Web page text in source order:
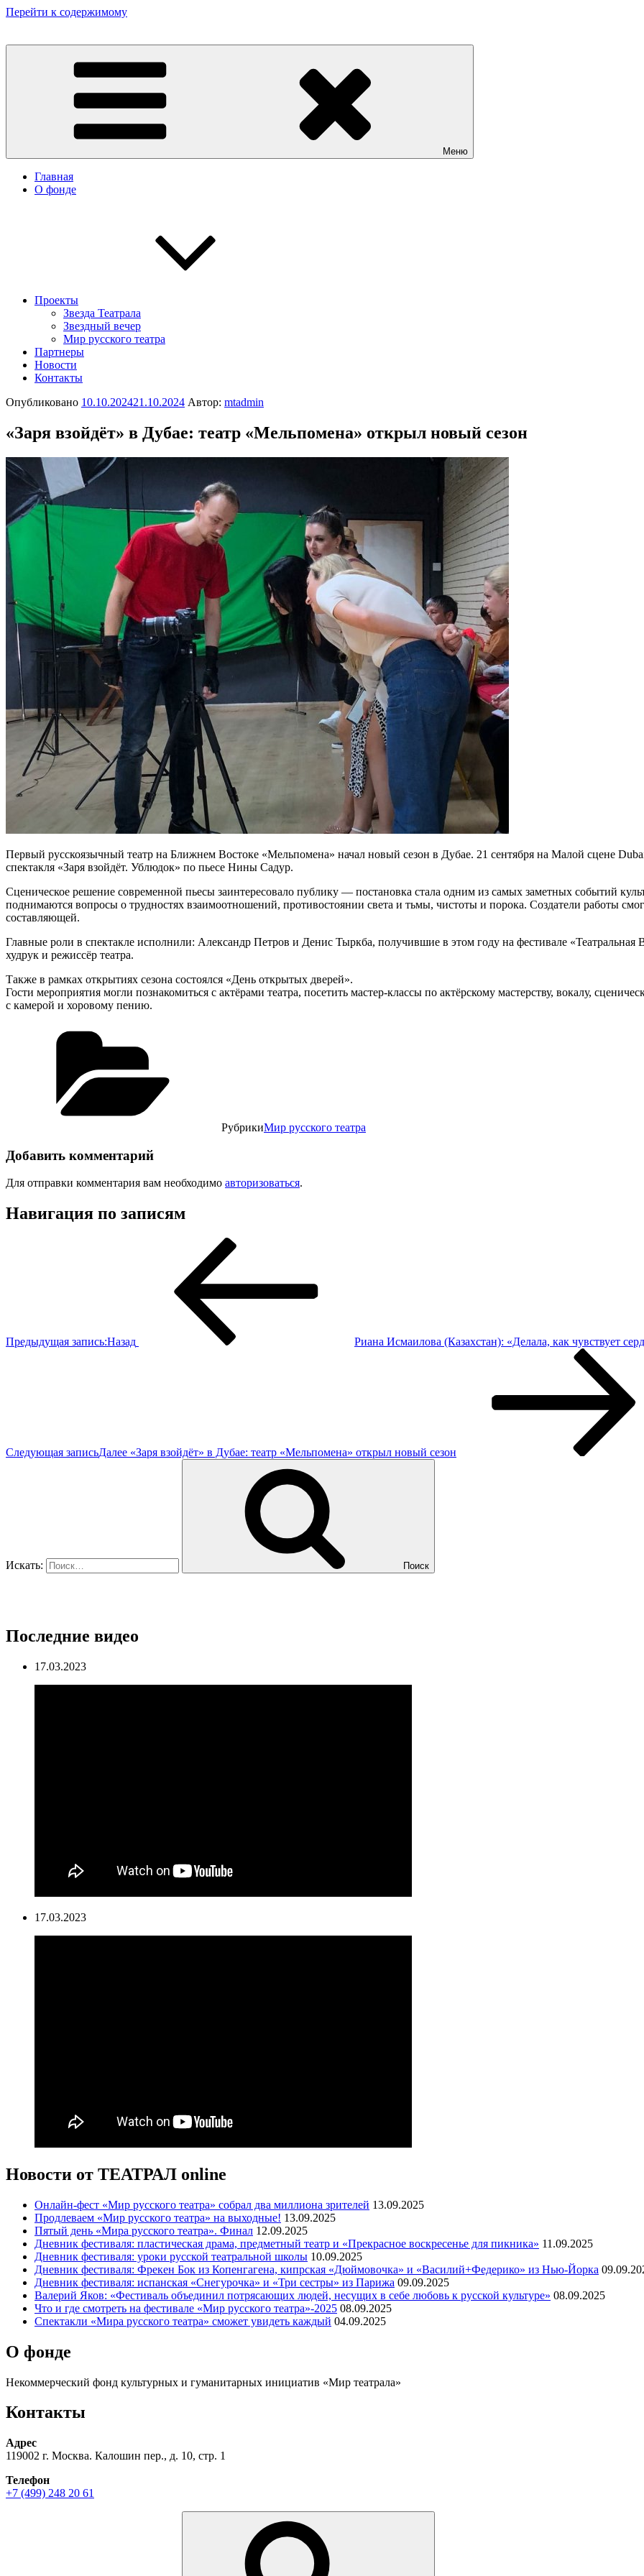
Перейти к содержимому
Некоммерческий фонд культурных и гуманитарных инициатив «Мир театрала»
Меню
Главная
О фонде
Проекты
Звезда Театрала
Звездный вечер
Мир русского театра
Партнеры
Новости
Контакты
Опубликовано 10.10.202421.10.2024 Автор: mtadmin
«Заря взойдёт» в Дубае: театр «Мельпомена» открыл новый сезон
Первый русскоязычный театр на Ближнем Востоке «Мельпомена» начал новый сезон в Дубае. 21 сентября на Малой сцене
спектакля «Заря взойдёт. Ублюдок» по пьесе Нины Садур.
Сценическое решение современной пьесы заинтересовало публику — постановка стала одним из самых заметных событий
поднимаются вопросы о трудностях взаимоотношений, противостоянии света и тьмы, чистоты и порока. Создатели работы
составляющей.
Главные роли в спектакле исполнили: Александр Петров и Денис Тыркба, получившие в этом году на фестивале
худрук и режиссёр театра.
Также в рамках открытиях сезона состоялся «День открытых дверей».
Гости мероприятия могли познакомиться с актёрами театра, посетить мастер-классы по актёрскому мастерству, вокалу,
с камерой и хоровому пению.
РубрикиМир русского театра
Добавить комментарий
Для отправки комментария вам необходимо авторизоваться.
Навигация по записям
Предыдущая запись:Назад Риана Исмаилова (Казахстан): «Делала, как чувствует
Следующая записьДалее «Заря взойдёт» в Дубае: театр «Мельпомена» открыл новый сезон
Искать: Поиск
Последние видео
17.03.2023
17.03.2023
Новости от ТЕАТРАЛ online
Онлайн-фест «Мир русского театра» собрал два миллиона зрителей 13.09.2025
Продлеваем «Мир русского театра» на выходные! 13.09.2025
Пятый день «Мира русского театра». Финал 12.09.2025
Дневник фестиваля: пластическая драма, предметный театр и «Прекрасное воскресенье для пикника» 11.09.2025
Дневник фестиваля: уроки русской театральной школы 10.09.2025
Дневник фестиваля: Фрекен Бок из Копенгагена, кипрская «Дюймовочка» и «Василий+Федерико» из Нью-Йорка
Дневник фестиваля: испанская «Снегурочка» и «Три сестры» из Парижа 09.09.2025
Валерий Яков: «Фестиваль объединил потрясающих людей, несущих в себе любовь к русской культуре» 08.09.2025
Что и где смотреть на фестивале «Мир русского театра»-2025 08.09.2025
Спектакли «Мира русского театра» сможет увидеть каждый 04.09.2025
О фонде
Некоммерческий фонд культурных и гуманитарных инициатив «Мир театрала»
Контакты
Адрес
119002 г. Москва. Калошин пер., д. 10, стр. 1
Телефон
+7 (499) 248 20 61